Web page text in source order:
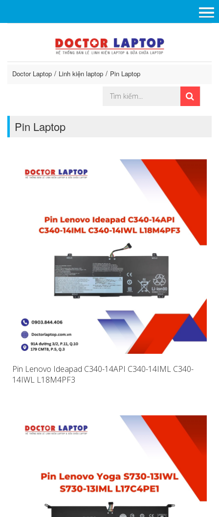
Doctor Laptop Linh kiện laptop Pin Laptop
Pin Laptop
Pin Lenovo Ideapad C340-14API C340-14IML C340-
14IWL L18M4PF3